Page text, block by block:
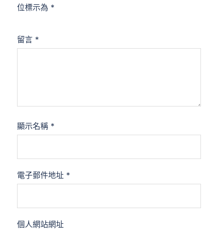
位標示為 *
留言 *
顯示名稱 *
電子郵件地址 *
個人網站網址